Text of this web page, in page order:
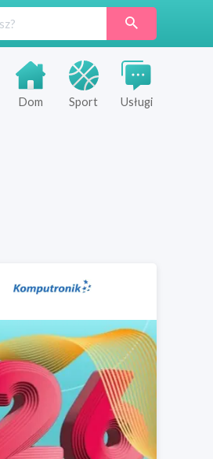
Dom Sport Usługi